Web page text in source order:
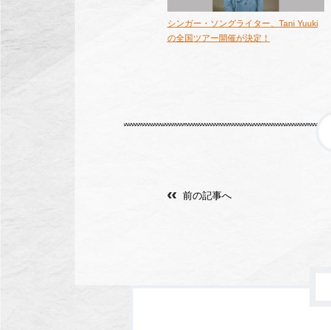
シンガー・ソングライター、Tani Yuuki
の全国ツアー開催が決定！
前の記事へ